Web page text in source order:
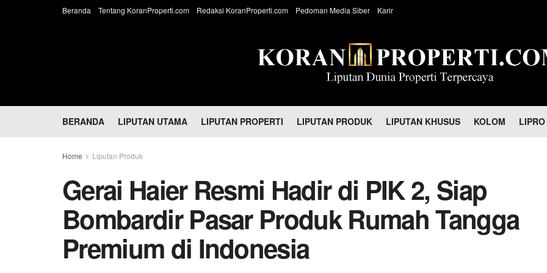
Beranda Tentang KoranProperti.com Redaksi KoranProperti.com Pedoman Media Siber Karir
BERANDA LIPUTAN UTAMA LIPUTAN PROPERTI LIPUTAN PRODUK LIPUTAN KHUSUS KOLOM
Home Liputan Produk
Gerai Haier Resmi Hadir di PIK 2, Siap
Bombardir Pasar Produk Rumah Tangga
Premium di Indonesia